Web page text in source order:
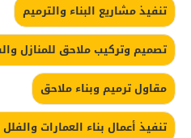
تنفيذ مشاريع البناء والترميم
تصميم وتركيب ملاحق للمنازل
مقاول ترميم وبناء ملاحق
تنفيذ أعمال بناء العمارات